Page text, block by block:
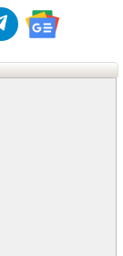
to our RSS
us on
Follow us on
Follow us